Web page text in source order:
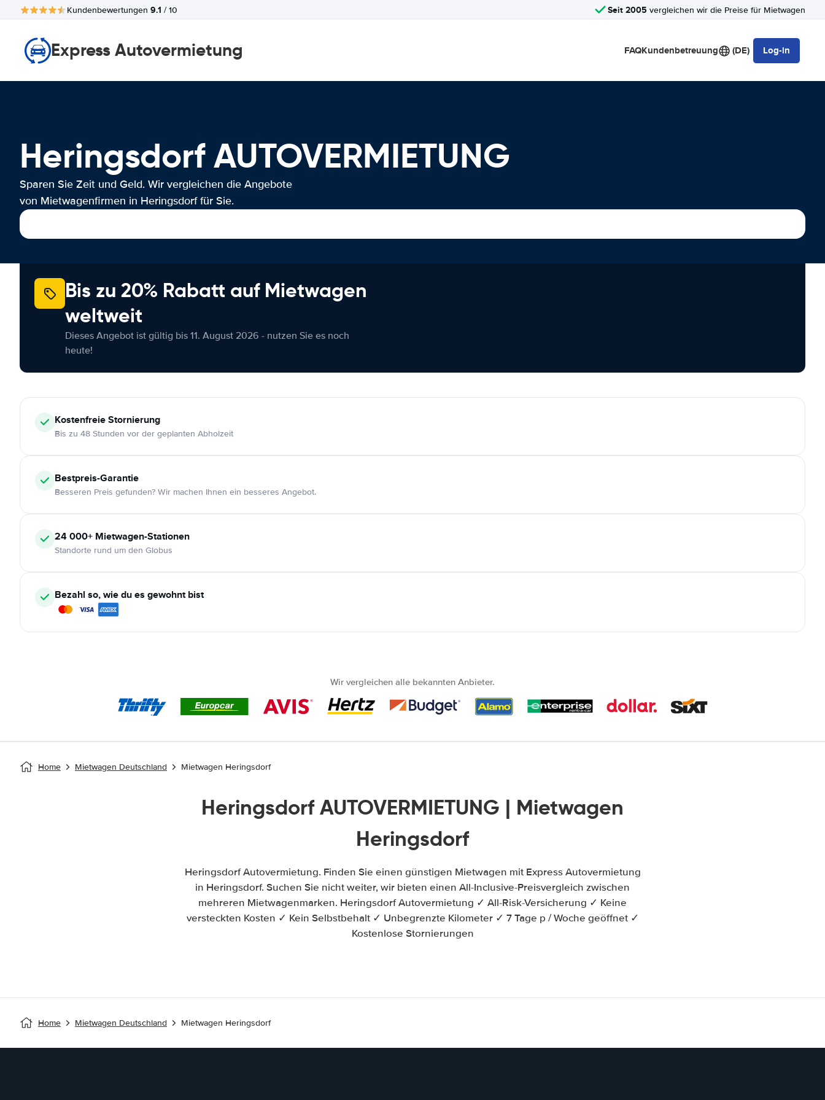
Kundenbewertungen 9.1 / 10 Seit 2005 vergleichen wir die Preise für Mietwagen
Express Autovermietung FAQKundenbetreuung (DE) Log-in
Heringsdorf AUTOVERMIETUNG
Sparen Sie Zeit und Geld. Wir vergleichen die Angebote
von Mietwagenfirmen in Heringsdorf für Sie.
Bis zu 20% Rabatt auf Mietwagen
weltweit
Dieses Angebot ist gültig bis 11. August 2026 - nutzen Sie es noch
heute!
KostenfreieStornierung
Bis zu 48 Stunden vor der geplanten Abholzeit
Bestpreis-Garantie
Besseren Preis gefunden? Wir machen Ihnen ein besseres Angebot.
24 000+ Mietwagen-Stationen
Standorte rund um den Globus
Bezahl so, wie du es gewohnt bist
Wir vergleichen alle bekannten Anbieter.
Home Mietwagen Deutschland Mietwagen Heringsdorf
Heringsdorf AUTOVERMIETUNG | Mietwagen
Heringsdorf
Heringsdorf Autovermietung. Finden Sie einen günstigen Mietwagen mit Express Autovermietung
in Heringsdorf. Suchen Sie nicht weiter, wir bieten einen All-Inclusive-Preisvergleich zwischen
mehreren Mietwagenmarken. Heringsdorf Autovermietung ✓ All-Risk-Versicherung ✓ Keine
versteckten Kosten ✓ Kein Selbstbehalt ✓ Unbegrenzte Kilometer ✓ 7 Tage p / Woche geöffnet ✓
Kostenlose Stornierungen
Home Mietwagen Deutschland Mietwagen Heringsdorf